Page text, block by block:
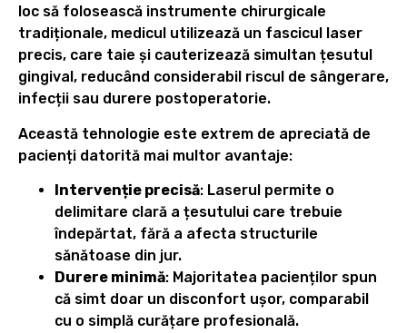
loc să folosească instrumente chirurgicale
tradiționale, medicul utilizează un fascicul laser
precis, care taie și cauterizează simultan țesutul
gingival, reducând considerabil riscul de sângerare,
infecții sau durere postoperatorie.
Această tehnologie este extrem de apreciată de
pacienți datorită mai multor avantaje:
Intervenție precisă: Laserul permite o
delimitare clară a țesutului care trebuie
îndepărtat, fără a afecta structurile
sănătoase din jur.
Durere minimă: Majoritatea pacienților spun
că simt doar un disconfort ușor, comparabil
cu o simplă curățare profesională.